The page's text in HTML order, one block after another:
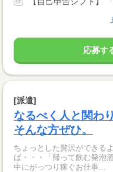
応募す
[派遣]
なるべく人と関わ
そんな方ぜひ。
ちょっとした贅沢ができる
ば・・・「帰って飲む発泡
中にがっつり稼ぐお仕事...